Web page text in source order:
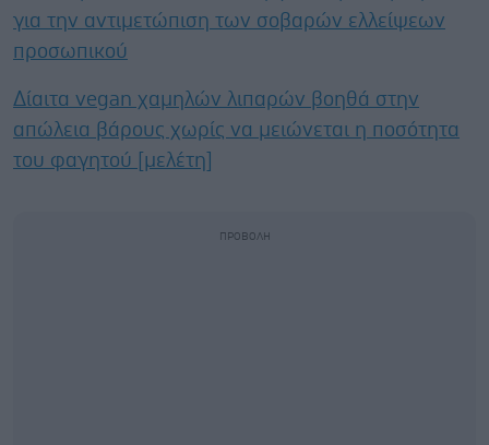
για την αντιμετώπιση των σοβαρών ελλείψεων
προσωπικού
Δίαιτα vegan χαμηλών λιπαρών βοηθά στην
απώλεια βάρους χωρίς να μειώνεται η ποσότητα
του φαγητού [μελέτη]